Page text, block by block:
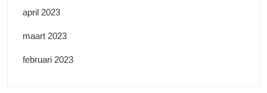
april 2023
maart 2023
februari 2023